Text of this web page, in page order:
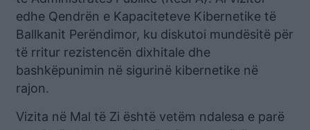
edhe Qendrën e Kapaciteteve Kibernetike të
Ballkanit Perëndimor, ku diskutoi mundësitë për
të rritur rezistencën dixhitale dhe
bashkëpunimin në sigurinë kibernetike në
rajon.
Vizita në Mal të Zi është vetëm ndalesa e parë